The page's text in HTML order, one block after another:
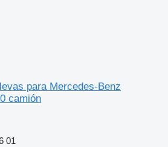
para Mercedes-Benz
camión
01